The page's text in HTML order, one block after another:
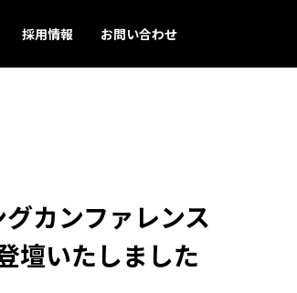
採用情報 お問い合わせ
カンファレンス
壇いたしました